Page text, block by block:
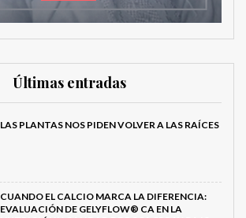
Últimas entradas
LAS PLANTAS NOS PIDEN VOLVER A LAS RAÍCES
CUANDO EL CALCIO MARCA LA DIFERENCIA:
EVALUACIÓN DE GELYFLOW® CA EN LA